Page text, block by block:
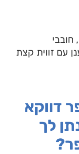
עם זווית קצת
דווקא
לך